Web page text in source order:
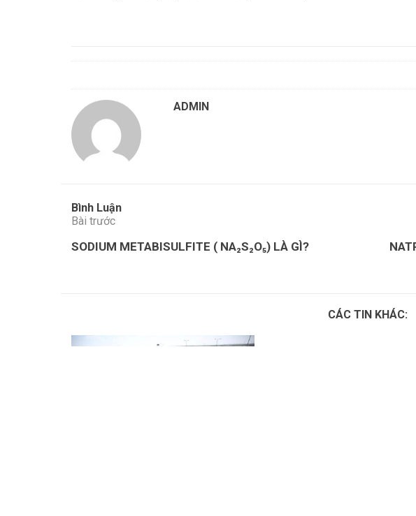
ADMIN
Bình Luận
Bài trước
SODIUM METABISULFITE ( NA₂S₂O₅) LÀ GÌ?
CÁC TIN KHÁC: